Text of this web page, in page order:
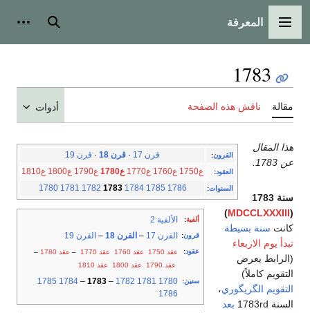
القائمة الرئيسية
المعرفة بحث
1783
مقالة ناقش هذه الصفحة أدوات
القرون: قرن 17 · قرن 18 · قرن 19
العقود: ع1750 ع1760 ع1770 ع1780 ع1790 ع1800 ع1810
السنوات:
1780 1781 1782 1783 1784 1785 1786
هذا المقال
عن 1783.
ألفية: الألفية 2
قرون: القرن 17 – القرن 18 – القرن 19
عقود: عقد 1750 عقد 1760 عقد 1770 – عقد 1780
–
عقد 1790
عقد 1800 عقد 1810
سنين:
1780
1781
1782
–
1783
–
1784
1785
1786
سنة 1783
(
MDCCLXXXIII
)
كانت سنة بسيطة
تبدأ يوم الاربعاء
(الرابط يعرض
التقويم كاملاً)
التقويم الگريگوري،
السنة 1783rd
بعد